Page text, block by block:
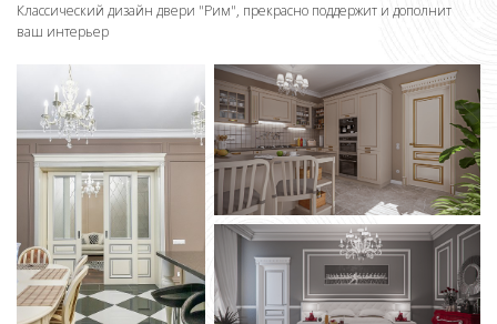
Классический дизайн двери "Рим", прекрасно поддержит и дополнит
ваш интерьер